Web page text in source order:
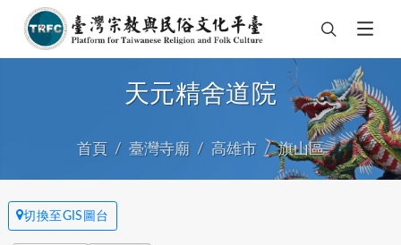
天元精舍道院
首頁 臺灣寺廟 高雄市 旗山區
切換至GIS圖台